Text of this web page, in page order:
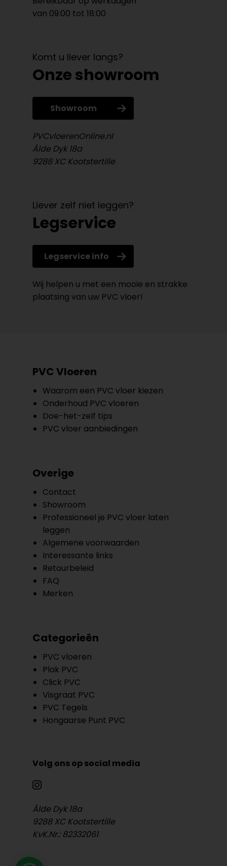
van 09:00 tot 18:00
Komt u liever langs?
Onze showroom
Showroom
PVCvloerenOnline.nl
Âlde Dyk 18a
9288 XC Kootstertille
Liever zelf niet leggen?
Legservice
Legservice info
Wij helpen u met een mooie en strakke
plaatsing van uw PVC vloer!
PVC Vloeren
Waarom een PVC vloer kiezen
Onderhoud PVC vloeren
Doe-het-zelf tips
PVC vloer aanbiedingen
Overige
Contact
Showroom
Professioneel je PVC vloer laten
leggen
Algemene voorwaarden
Interessante links
Retourbeleid
FAQ
Merken
Categorieën
PVC vloeren
Plak PVC
Click PVC
Visgraat PVC
PVC Tegels
Hongaarse Punt PVC
Volg ons op social media
Âlde Dyk 18a
9288 XC Kootstertille
KvK.Nr.: 82332061